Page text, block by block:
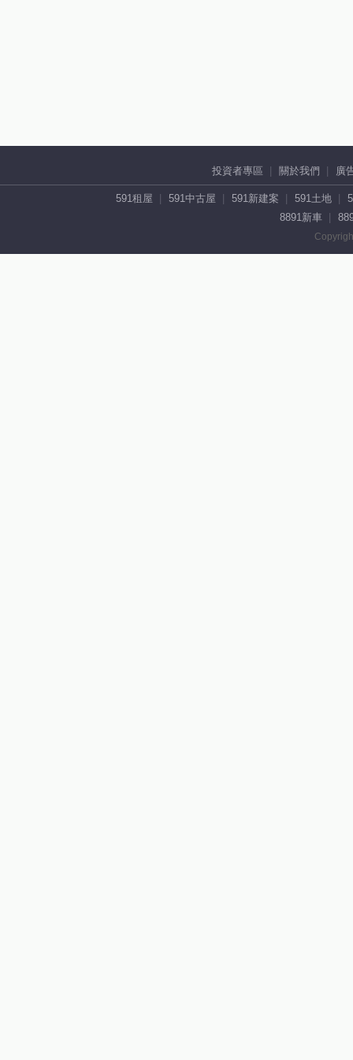
投資者專區 關於我們 廣
591租屋 591中古屋 591新建案 591土地
8891新車